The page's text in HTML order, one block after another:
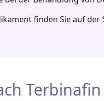
finden Sie auf der